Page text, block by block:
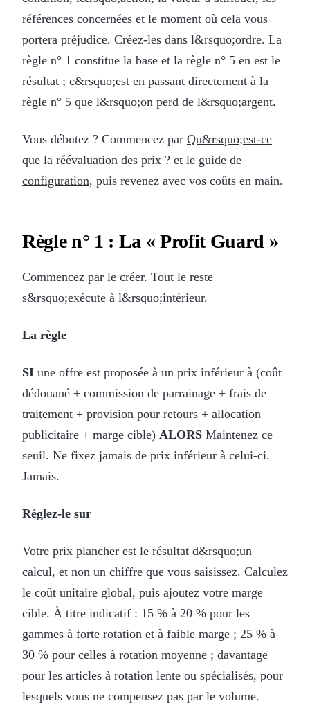
références concernées et le moment où cela vous
portera préjudice. Créez-les dans l&rsquo;ordre. La
règle n° 1 constitue la base et la règle n° 5 en est le
résultat ; c&rsquo;est en passant directement à la
règle n° 5 que l&rsquo;on perd de l&rsquo;argent.
Vous débutez ? Commencez par Qu&rsquo;est-ce
que la réévaluation des prix ? et le guide de
configuration, puis revenez avec vos coûts en main.
Règle n° 1 : La « Profit Guard »
Commencez par le créer. Tout le reste
s&rsquo;exécute à l&rsquo;intérieur.
La règle
SI une offre est proposée à un prix inférieur à (coût
dédouané + commission de parrainage + frais de
traitement + provision pour retours + allocation
publicitaire + marge cible) ALORS Maintenez ce
seuil. Ne fixez jamais de prix inférieur à celui-ci.
Jamais.
Réglez-le sur
Votre prix plancher est le résultat d&rsquo;un
calcul, et non un chiffre que vous saisissez. Calculez
le coût unitaire global, puis ajoutez votre marge
cible. À titre indicatif : 15 % à 20 % pour les
gammes à forte rotation et à faible marge ; 25 % à
30 % pour celles à rotation moyenne ; davantage
pour les articles à rotation lente ou spécialisés, pour
lesquels vous ne compensez pas par le volume.